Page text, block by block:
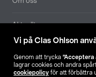
Vi på Clas Ohlson
Genom att trycka ”Acceptera
lagrar cookies och andra
cookiepolicy för att förbättra
Aktuellt